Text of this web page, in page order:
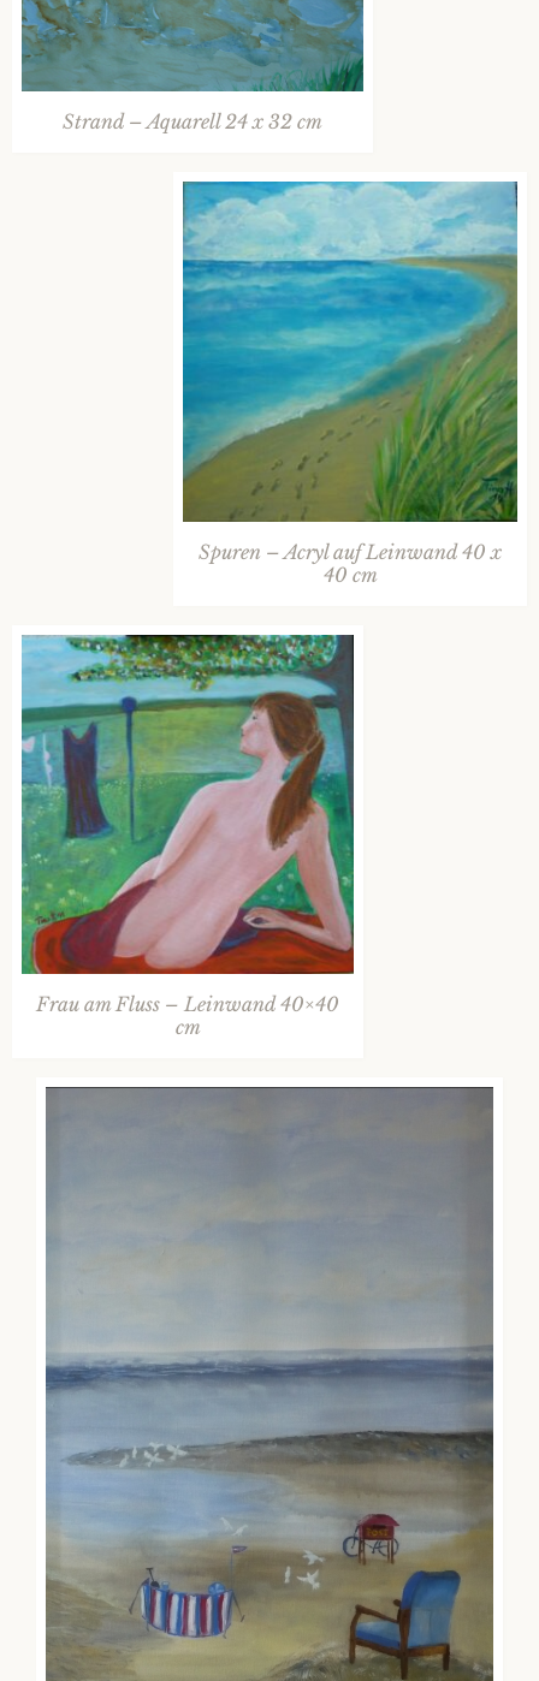
Strand – Aquarell 24 x 32 cm
Spuren – Acryl auf Leinwand 40 x
40 cm
Frau am Fluss – Leinwand 40×40
cm